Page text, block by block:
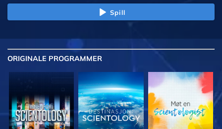
Spill
ORIGINALE PROGRAMMER